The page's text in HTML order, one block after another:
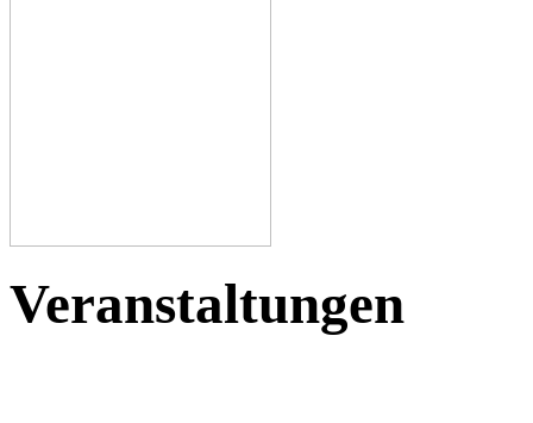
Veranstaltungen